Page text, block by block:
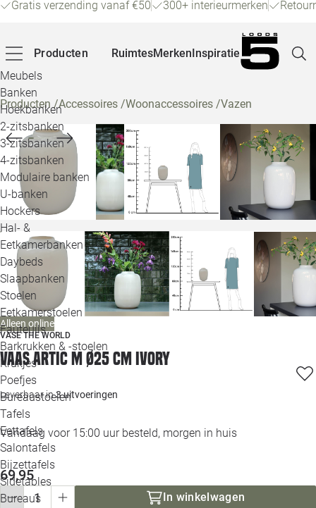
Gratis verzending vanaf €50 300+ interieurmerken
Producten
Meubels
Banken
Hoekbanken
2-zitsbanken
3-zitsbanken
4-zitsbanken
Modulaire banken
U-banken
Hockers
Hal- &
Eetkamerbanken
Daybeds
Slaapbanken
Stoelen
Eetkamerstoelen
Fauteuils
Barkrukken & -stoelen
Krukjes
Poefjes
Bureaustoelen
Tafels
Eettafels
Salontafels
Bijzettafels
Sidetables
Bureaus
RuimtesMerkenInspiratie
Producten/Accessoires /Woonaccessoires /Vazen
Alleen online
VASE THE WORLD
Vaas Artic M Ø25 cm ivory
Leverbaar in3 uitvoeringen
Vandaag voor 15:00 uur besteld, morgen in huis
69,95
In winkelwagen